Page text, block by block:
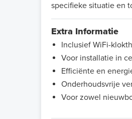
specifieke situatie en
Extra Informatie
Inclusief WiFi-
Voor installatie in
Efficiënte en
Onderhoudsvrije
Voor zowel